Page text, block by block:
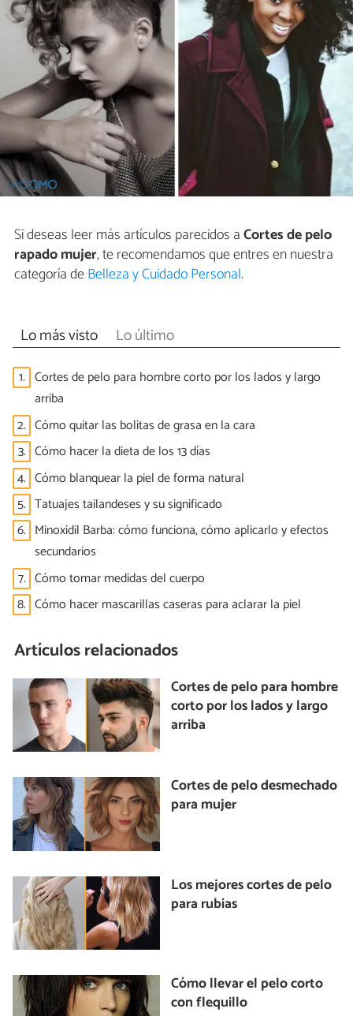
Si deseas leer más artículos parecidos aCortes de pelo
rapado mujer, te recomendamos que entres en nuestra
categoría deBelleza y Cuidado Personal.
Lo más visto Lo último
1. Cortes de pelo para hombre corto por los lados y largo
arriba
2. Cómo quitar las bolitas de grasa en la cara
3. Cómo hacer la dieta de los 13 días
4. Cómo blanquear la piel de forma natural
5. Tatuajes tailandeses y su significado
6. Minoxidil Barba: cómo funciona, cómo aplicarlo y efectos
secundarios
7. Cómo tomar medidas del cuerpo
8. Cómo hacer mascarillas caseras para aclarar la piel
Artículos relacionados
Cortes de pelo para hombre
corto por los lados y largo
arriba
Cortes de pelo desmechado
para mujer
Los mejores cortes de pelo
para rubias
Cómo llevar el pelo corto
con flequillo